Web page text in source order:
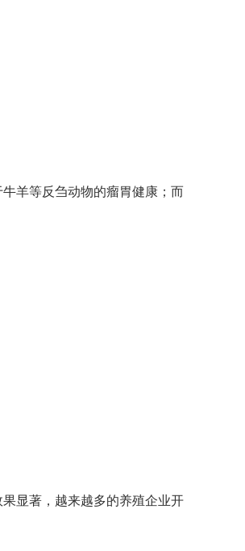
羊等反刍动物的瘤胃健康；而
显著，越来越多的养殖企业开